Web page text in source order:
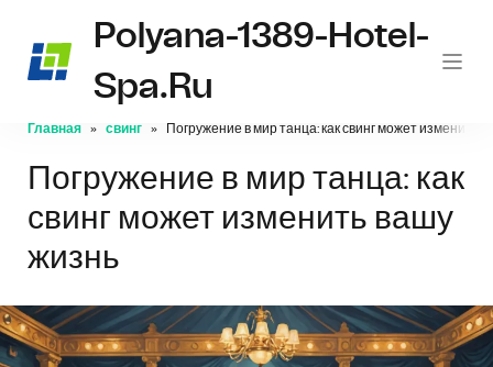
Polyana-1389-Hotel-
Spa.ru
Главная свинг Погружение в мир танца: как свинг может изменить
Погружение в мир танца: как
свинг может изменить вашу
жизнь